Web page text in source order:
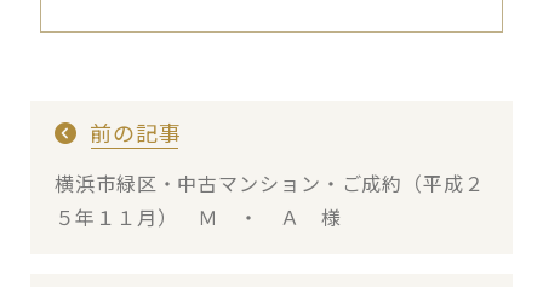
前の記事
横浜市緑区・中古マンション・ご成約（平成２
５年１１月） Ｍ ・ Ａ 様